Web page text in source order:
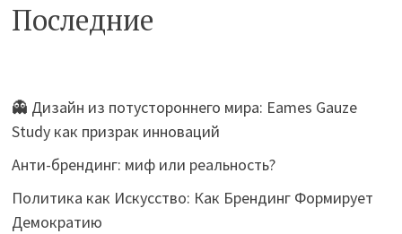
Последние
👻 Дизайн из потустороннего мира: Eames Gauze
Study как призрак инноваций
Анти-брендинг: миф или реальность?
Политика как Искусство: Как Брендинг Формирует
Демократию